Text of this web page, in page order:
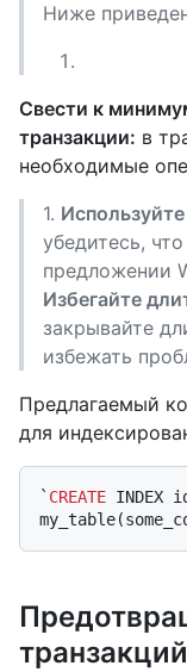
Ниже
Свести к
транзакции: в
необходимые
1.
убедитесь,
предложении
Избегайте
закрывайте
избежать
Предлагаемый
для
` CREATE INDEX
транзакций